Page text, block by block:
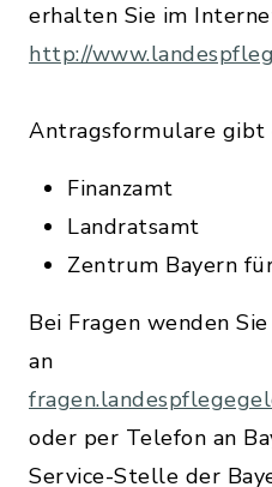
erhalten Sie im
http://
Antragsformulare gibt
Finanzamt
Landratsamt
Zentrum Bayern
Bei Fragen wenden
an
oder per Telefon an
Service-Stelle der